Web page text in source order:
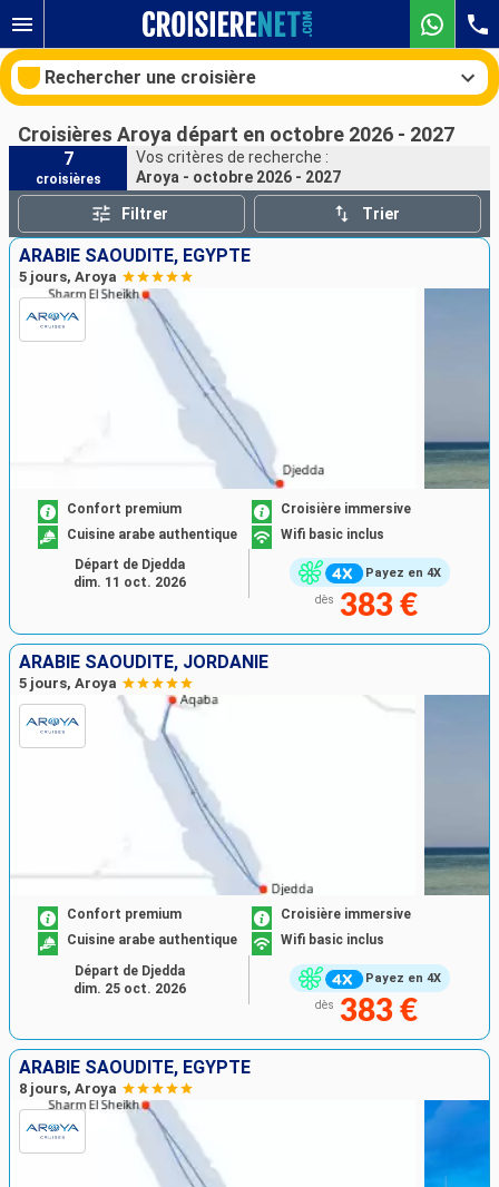
Rechercher une croisière
Nos destinations
Mois de départ
Ports
Rechercher
Croisières Aroya départ en octobre 2026 - 2027
7
croisières
Vos critères de recherche :
Aroya - octobre 2026 - 2027
Filtrer Trier
ARABIE SAOUDITE, EGYPTE
5 jours, Aroya
Payez en 4X
Confort premium
Croisière immersive
Cuisine arabe authentique
Wifi basic inclus
dès 383 €
Départ de Djedda
dim. 11 oct. 2026
ARABIE SAOUDITE, JORDANIE
5 jours, Aroya
Payez en 4X
Confort premium
Croisière immersive
Cuisine arabe authentique
Wifi basic inclus
dès 383 €
Départ de Djedda
dim. 25 oct. 2026
ARABIE SAOUDITE, EGYPTE
8 jours, Aroya